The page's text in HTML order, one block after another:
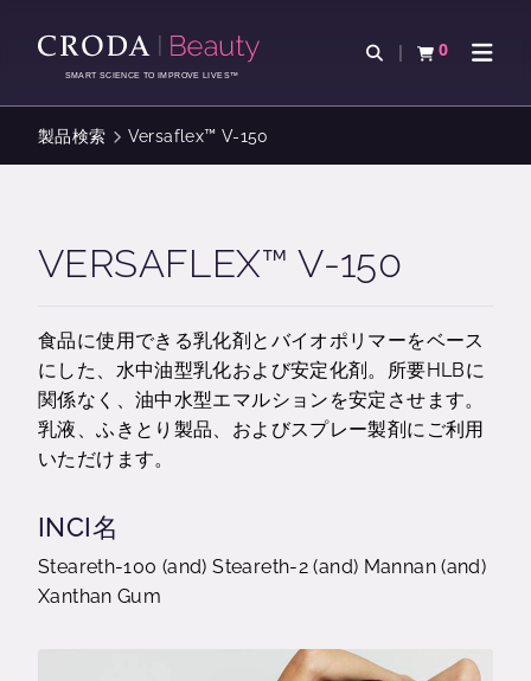
ン
を
ー
ス
SMART SCIENCE TO IMPROVE LIVES™
検索を開く
0
カートを確認す
ナビ
製品検索 Versaflex™ V-150
VERSAFLEX™ V-150
食品に使用できる乳化剤とバイオポリマーをベース
にした、水中油型乳化および安定化剤。所要HLBに
関係なく、油中水型エマルションを安定させます。
乳液、ふきとり製品、およびスプレー製剤にご利用
いただけます。
INCI名
Steareth-100 (and) Steareth-2 (and) Mannan (and)
Xanthan Gum